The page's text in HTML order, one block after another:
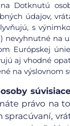
Dotknutú
údajov,
s
nevyhnutné na
Európskej
aj vhodné
na výslovnom
právo na